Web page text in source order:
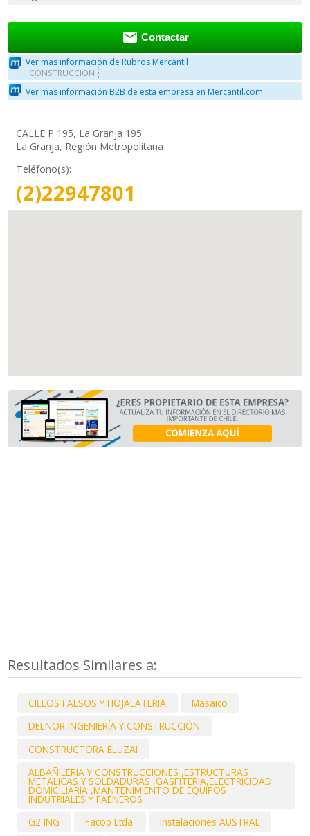
 Contactar
Ver mas información de Rubros Mercantil
CONSTRUCCION
Ver mas información B2B de esta empresa en Mercantil.com
CALLE P 195, La Granja 195
La Granja, Región Metropolitana
Teléfono(s):
(2)22947801
Resultados Similares a:
CIELOS FALSOS Y HOJALATERIA
Masaico
DELNOR INGENIERÍA Y CONSTRUCCIÓN
CONSTRUCTORA ELUZAI
ALBAÑILERIA Y CONSTRUCCIONES ,ESTRUCTURAS
METALICAS Y SOLDADURAS ,GASFITERIA,ELECTRICIDAD
DOMICILIARIA ,MANTENIMIENTO DE EQUIPOS
INDUTRIALES Y FAENEROS
G2 ING
Facop Ltda. Instalaciones AUSTRAL